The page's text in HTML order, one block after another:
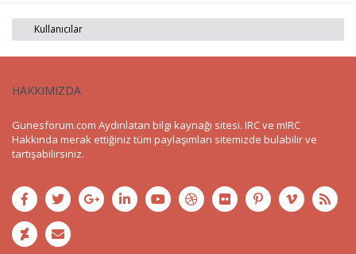
Kullanıcılar
HAKKIMIZDA
Gunesforum.com Aydınlatan bilgi kaynağı sitesi. IRC ve mIRC
Hakkında merak ettiğiniz tüm paylaşımları sitemizde bulabilir ve
tartışabilirsiniz.